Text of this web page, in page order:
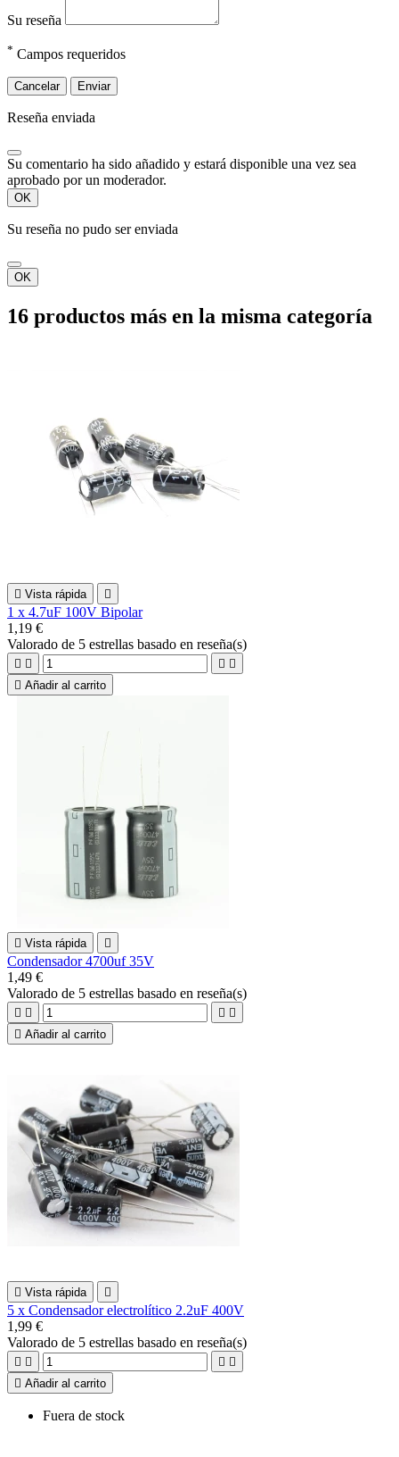
Su reseña
* Campos requeridos
Cancelar Enviar
Reseña enviada
Su comentario ha sido añadido y estará disponible una vez sea
aprobado por un moderador.
OK
Su reseña no pudo ser enviada
OK
16 productos más en la misma categoría
 Vista rápida 
1 x 4.7uF 100V Bipolar
1,19 €
Valorado de 5 estrellas basado en reseña(s)
   
 Añadir al carrito
 Vista rápida 
Condensador 4700uf 35V
1,49 €
Valorado de 5 estrellas basado en reseña(s)
   
 Añadir al carrito
 Vista rápida 
5 x Condensador electrolítico 2.2uF 400V
1,99 €
Valorado de 5 estrellas basado en reseña(s)
   
 Añadir al carrito
Fuera de stock